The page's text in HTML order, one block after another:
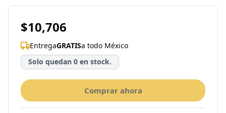
$10,706
EntregaGRATISa todo México
Solo quedan 0 en stock.
Comprar ahora